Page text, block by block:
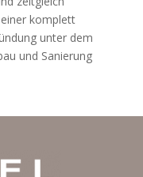
komplett
unter dem
und Sanierung